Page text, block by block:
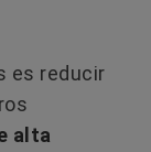
es reducir
alta